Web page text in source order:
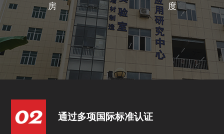
房
度
通过多项国际标准认证